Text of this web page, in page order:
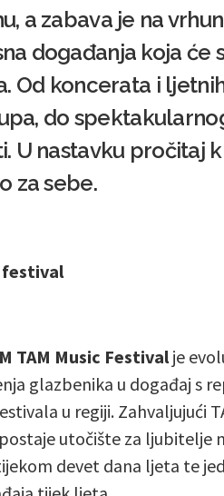
a zabava je na
događanja koja će
Od koncerata i
do
U nastavku pročitaj
za sebe.
festival
TAM Music Festivalje
glazbenika u događaj s
u regiji. Zahvaljujući
utočište za ljubitelje
devet dana ljeta te